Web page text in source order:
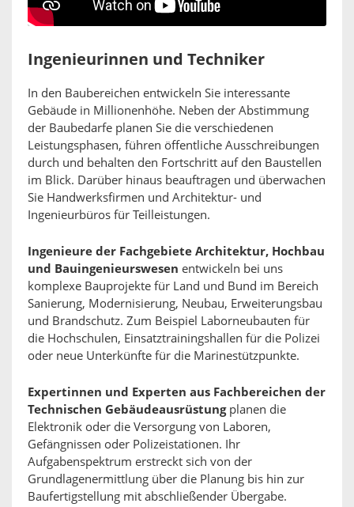
Ingenieurinnen und Techniker
In den Baubereichen entwickeln Sie interessante
Gebäude in Millionenhöhe. Neben der Abstimmung
der Baubedarfe planen Sie die verschiedenen
Leistungsphasen, führen öffentliche Ausschreibungen
durch und behalten den Fortschritt auf den Baustellen
im Blick. Darüber hinaus beauftragen und überwachen
Sie Handwerksfirmen und Architektur- und
Ingenieurbüros für Teilleistungen.
Ingenieure der Fachgebiete Architektur, Hochbau
und Bauingenieurswesen entwickeln bei uns
komplexe Bauprojekte für Land und Bund im Bereich
Sanierung, Modernisierung, Neubau, Erweiterungsbau
und Brandschutz. Zum Beispiel Laborneubauten für
die Hochschulen, Einsatztrainingshallen für die Polizei
oder neue Unterkünfte für die Marinestützpunkte.
Expertinnen und Experten aus Fachbereichen der
Technischen Gebäudeausrüstungplanen die
Elektronik oder die Versorgung von Laboren,
Gefängnissen oder Polizeistationen. Ihr
Aufgabenspektrum erstreckt sich von der
Grundlagenermittlung über die Planung bis hin zur
Baufertigstellung mit abschließender Übergabe.